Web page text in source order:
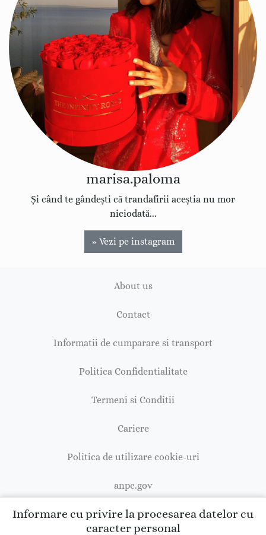
Informare cu privire la procesarea datelor cu
caracter personal
marisa.paloma
Și când te gândești că trandafirii aceștia nu mor
niciodată...
» Vezi pe instagram
About us
Contact
Informatii de cumparare si transport
Politica Confidentialitate
Termeni si Conditii
Cariere
Politica de utilizare cookie-uri
anpc.gov